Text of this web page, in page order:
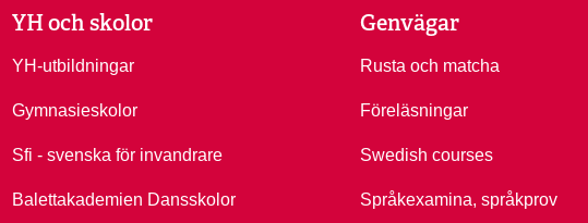
YH och skolor
YH-utbildningar
Gymnasieskolor
Sfi - svenska för invandrare
Balettakademien Dansskolor
Genvägar
Rusta och matcha
Föreläsningar
Swedish courses
Språkexamina, språkprov